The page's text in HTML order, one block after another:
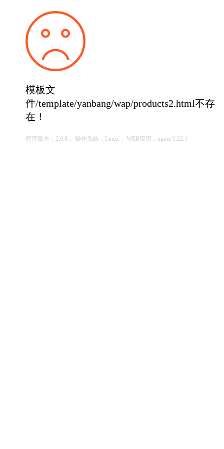
模板文
件/template/yanbang/wap/products2.html不存
在！
程序版本：2.0.8， 操作系统：Linux， WEB应用：nginx/1.22.1